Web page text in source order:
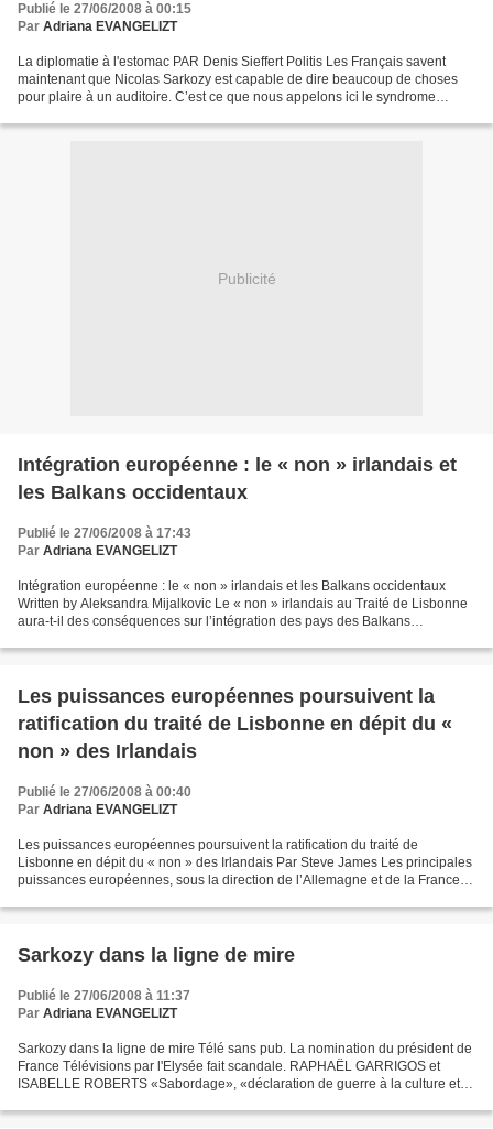
Publié le 27/06/2008 à 00:15
Par Adriana EVANGELIZT
La diplomatie à l'estomac PAR Denis Sieffert Politis Les Français savent
maintenant que Nicolas Sarkozy est capable de dire beaucoup de choses
pour plaire à un auditoire. C’est ce que nous appelons ici le syndrome
Publicité
Intégration européenne : le « non » irlandais et
les Balkans occidentaux
Publié le 27/06/2008 à 17:43
Par Adriana EVANGELIZT
Intégration européenne : le « non » irlandais et les Balkans occidentaux
Written by Aleksandra Mijalkovic Le « non » irlandais au Traité de Lisbonne
aura-t-il des conséquences sur l’intégration des pays des Balkans
Les puissances européennes poursuivent la
ratification du traité de Lisbonne en dépit du «
non » des Irlandais
Publié le 27/06/2008 à 00:40
Par Adriana EVANGELIZT
Les puissances européennes poursuivent la ratification du traité de
Lisbonne en dépit du « non » des Irlandais Par Steve James Les principales
puissances européennes, sous la direction de l’Allemagne et de la France,
Sarkozy dans la ligne de mire
Publié le 27/06/2008 à 11:37
Par Adriana EVANGELIZT
Sarkozy dans la ligne de mire Télé sans pub. La nomination du président de
France Télévisions par l'Elysée fait scandale. RAPHAËL GARRIGOS et
ISABELLE ROBERTS «Sabordage», «déclaration de guerre à la culture et à